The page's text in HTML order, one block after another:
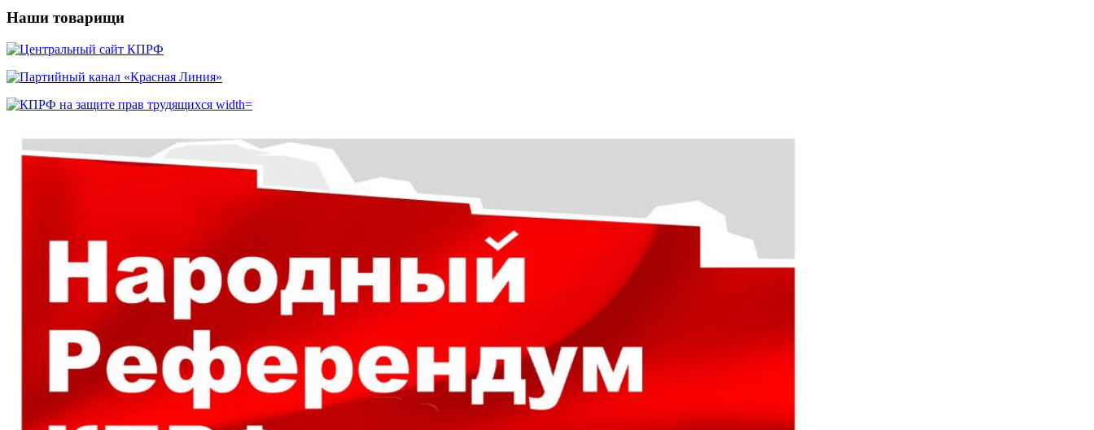
Наши товарищи